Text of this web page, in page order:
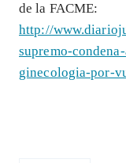
de la FACME:
http://
supremo-
ginecologia-por-